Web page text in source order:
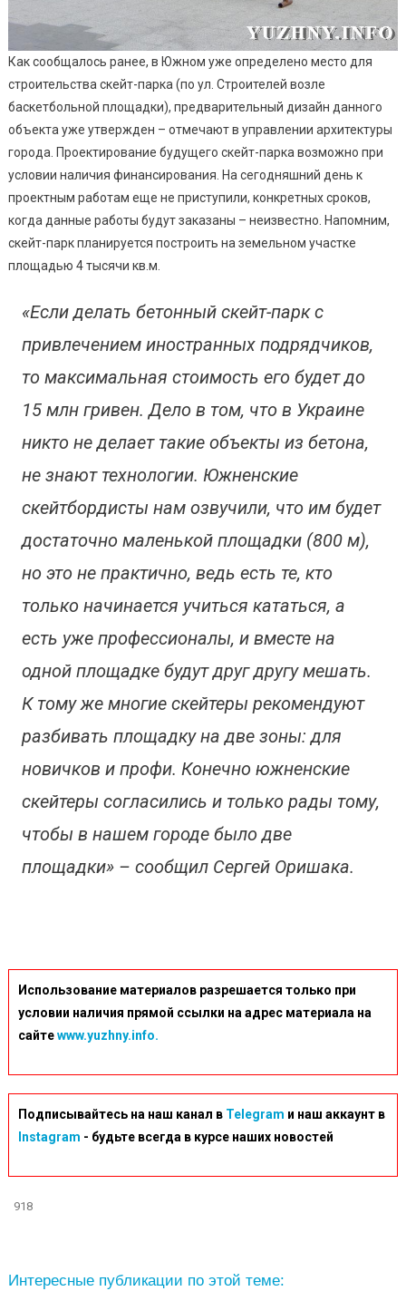
Как сообщалось ранее, в Южном уже определено место для
строительства скейт-парка (по ул. Строителей возле
баскетбольной площадки), предварительный дизайн данного
объекта уже утвержден – отмечают в управлении архитектуры
города. Проектирование будущего скейт-парка возможно при
условии наличия финансирования. На сегодняшний день к
проектным работам еще не приступили, конкретных сроков,
когда данные работы будут заказаны – неизвестно. Напомним,
скейт-парк планируется построить на земельном участке
площадью 4 тысячи кв.м.
«Если делать бетонный скейт-парк с
привлечением иностранных подрядчиков,
то максимальная стоимость его будет до
15 млн гривен. Дело в том, что в Украине
никто не делает такие объекты из бетона,
не знают технологии. Южненские
скейтбордисты нам озвучили, что им будет
достаточно маленькой площадки (800 м),
но это не практично, ведь есть те, кто
только начинается учиться кататься, а
есть уже профессионалы, и вместе на
одной площадке будут друг другу мешать.
К тому же многие скейтеры рекомендуют
разбивать площадку на две зоны: для
новичков и профи. Конечно южненские
скейтеры согласились и только рады тому,
чтобы в нашем городе было две
площадки» – сообщил Сергей Оришака.
Использование материалов разрешается только при
условии наличия прямой ссылки на адрес материала на
сайтеwww.yuzhny.info.
Подписывайтесь на наш канал в Telegram и наш аккаунт в
Instagram - будьте всегда в курсе наших новостей
918
Интересные публикации по этой теме: